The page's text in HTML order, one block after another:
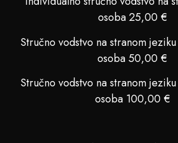
osoba 25,00 €
Stručno vodstvo na stranom
osoba 50,00 €
Stručno vodstvo na stranom
osoba 100,00 €